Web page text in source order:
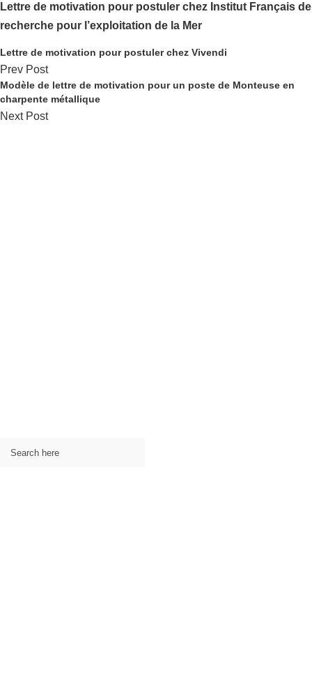
Lettre de motivation pour postuler chez Institut Français de
recherche pour l’exploitation de la Mer
Lettre de motivation pour postuler chez Vivendi
Prev Post
Modèle de lettre de motivation pour un poste de Monteuse en
charpente métallique
Next Post